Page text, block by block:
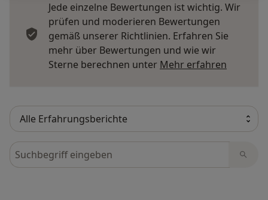
Jede einzelne Bewertungen ist wichtig. Wir
prüfen und moderieren Bewertungen
gemäß unserer Richtlinien. Erfahren Sie
mehr über Bewertungen und wie wir
Sterne berechnen unter Mehr erfahren
Bewertungen durchsuchen